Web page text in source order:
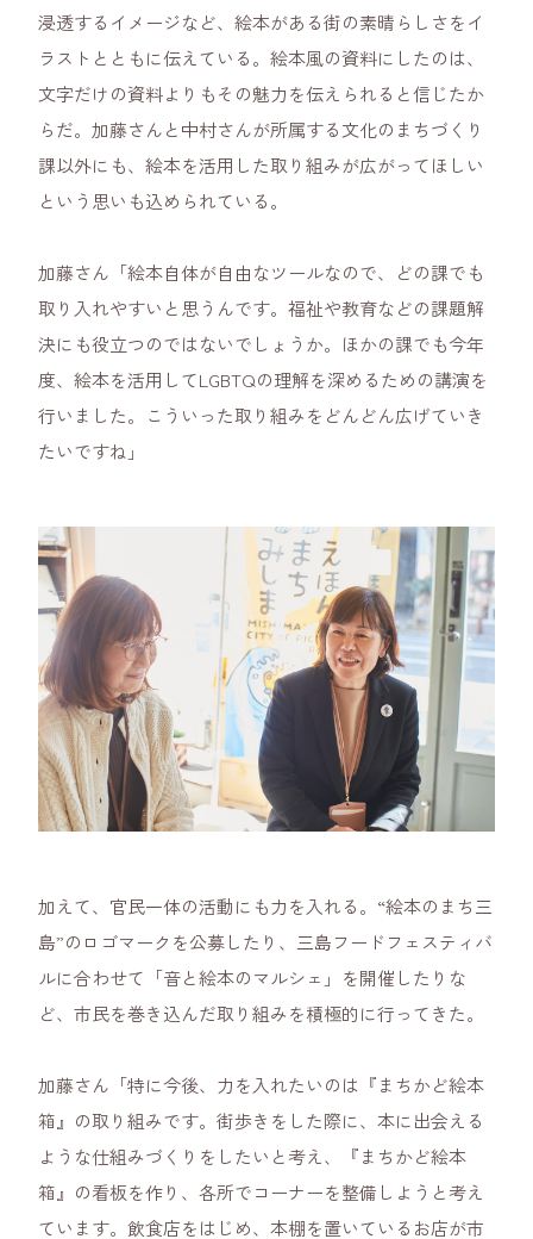
浸透するイメージなど、絵本がある街の素晴らしさをイ
ラストとともに伝えている。絵本風の資料にしたのは、
文字だけの資料よりもその魅力を伝えられると信じたか
らだ。加藤さんと中村さんが所属する文化のまちづくり
課以外にも、絵本を活用した取り組みが広がってほしい
という思いも込められている。
加藤さん「絵本自体が自由なツールなので、どの課でも
取り入れやすいと思うんです。福祉や教育などの課題解
決にも役立つのではないでしょうか。ほかの課でも今年
度、絵本を活用してLGBTQの理解を深めるための講演を
行いました。こういった取り組みをどんどん広げていき
たいですね」
加えて、官民一体の活動にも力を入れる。“絵本のまち三
島”のロゴマークを公募したり、三島フードフェスティバ
ルに合わせて「音と絵本のマルシェ」を開催したりな
ど、市民を巻き込んだ取り組みを積極的に行ってきた。
加藤さん「特に今後、力を入れたいのは『まちかど絵本
箱』の取り組みです。街歩きをした際に、本に出会える
ような仕組みづくりをしたいと考え、『まちかど絵本
箱』の看板を作り、各所でコーナーを整備しようと考え
ています。飲食店をはじめ、本棚を置いているお店が市